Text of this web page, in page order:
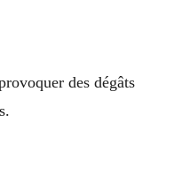
des dégâts